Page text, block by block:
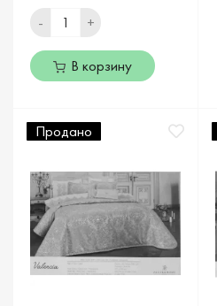
- +
В корзину
Продано